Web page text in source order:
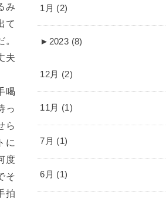
み
て
夫
喝
っ
ら
に
度
そ
拍
1月 (2)
► 2023 (8)
12月 (2)
11月 (1)
7月 (1)
6月 (1)